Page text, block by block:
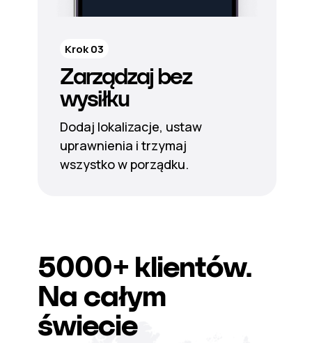
Zarządzaj bez
wysiłku
Dodaj lokalizacje, ustaw
uprawnienia i trzymaj
wszystko w porządku.
Krok 03
5000+ klientów.
Na całym
świecie